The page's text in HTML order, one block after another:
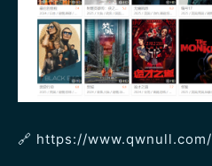
🔗 https://www.qwnull.com/